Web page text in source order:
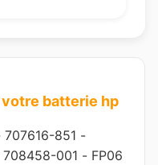
batterie hp
707616-851 -
708458-001 - FP06